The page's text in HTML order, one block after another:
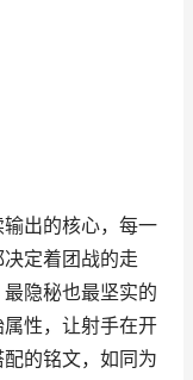
出的核心，每一
定着团战的走
隐秘也最坚实的
性，让射手在开
的铭文，如同为